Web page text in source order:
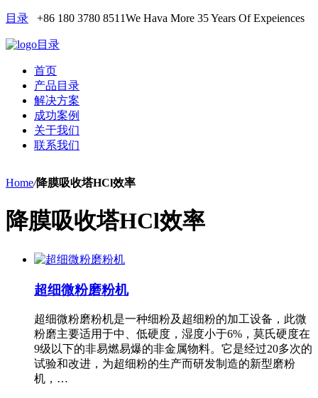
目录 +86 180 3780 8511We Hava More 35 Years Of Expeiences
目录
首页
产品目录
解决方案
成功案例
关于我们
联系我们
Home/降膜吸收塔HCl效率
降膜吸收塔HCl效率
超细微粉磨粉机
超细微粉磨粉机是一种细粉及超细粉的加工设备，此微
粉磨主要适用于中、低硬度，湿度小于6%，莫氏硬度在
9级以下的非易燃易爆的非金属物料。它是经过20多次的
试验和改进，为超细粉的生产而研发制造的新型磨粉
机，…